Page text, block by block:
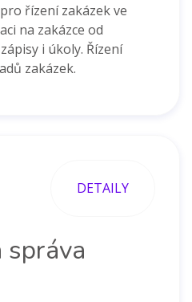
řízení zakázek ve
na zakázce od
i úkoly. Řízení
zakázek.
DETAILY
správa